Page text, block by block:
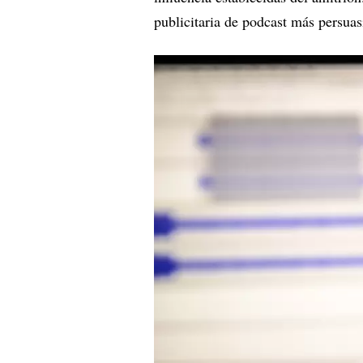
publicitaria de podcast más